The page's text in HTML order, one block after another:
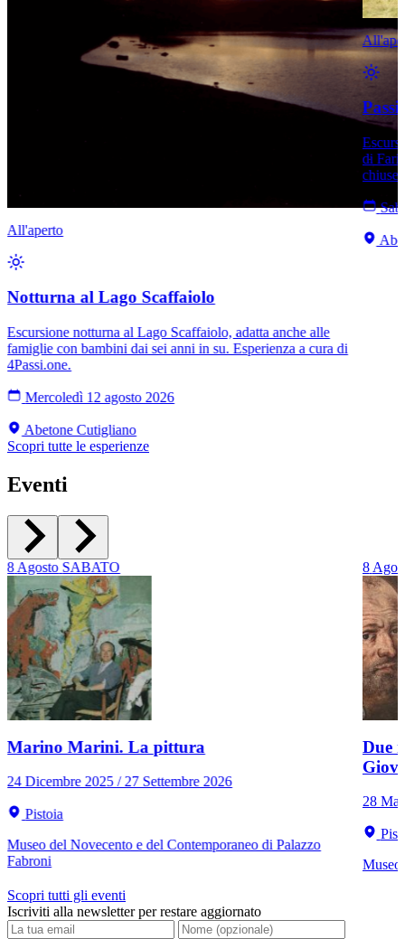
All'aperto
Notturna al Lago Scaffaiolo
Escursione notturna al Lago Scaffaiolo, adatta anche alle
famiglie con bambini dai sei anni in su. Esperienza a cura di
4Passi.one.
Mercoledì 12 agosto 2026
Abetone Cutigliano
di
chiuse
Scopri tutte le esperienze
Eventi
8Agosto SABATO
Marino Marini. La pittura
24 Dicembre 2025 / 27 Settembre 2026
Pistoia
Museo del Novecento e del Contemporaneo di Palazzo
Fabroni
8
Due
28
Museo
Scopri tutti gli eventi
Iscriviti alla newsletter per restare aggiornato